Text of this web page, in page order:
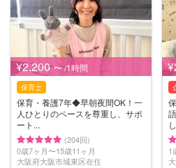
¥2,200 〜 /1時間
保育士
保育・養護7年◆早朝夜間OK！一
人ひとりのペースを尊重し、サポ
ート...
(204回)
0歳7ヶ月〜15歳11ヶ月
大阪府大阪市城東区在住
1